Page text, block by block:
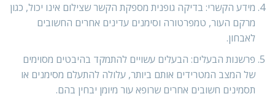
מידע הקשרי: בדיקה גופנית מספקת הקשר שצילום אינו יכול, כגון
מרקם העור, טמפרטורה וסימנים עדינים אחרים החשובים
לאבחון.
פרשנות הבעלים: הבעלים עשויים להתמקד בהיבטים מסוימים
של המצב המטרידים אותם ביותר, עלולה להתעלם מסימנים או
תסמינים חשובים אחרים שרופא עור מיומן יבחין בהם.